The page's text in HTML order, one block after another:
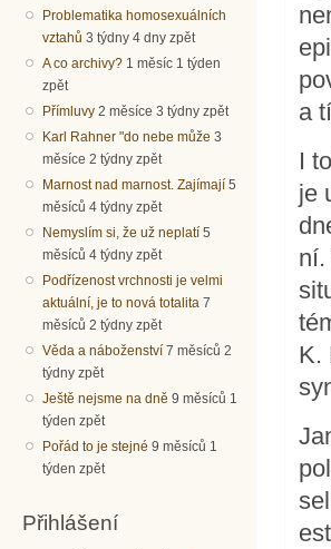
Problematika homosexuálních
vztahů 3 týdny 4 dny zpět
A co archivy? 1 měsíc 1 týden
zpět
Přímluvy 2 měsíce 3 týdny zpět
Karl Rahner "do nebe může 3
měsíce 2 týdny zpět
Marnost nad marnost. Zajímají 5
měsíců 4 týdny zpět
Nemyslím si, že už neplatí 5
měsíců 4 týdny zpět
Podřízenost vrchnosti je velmi
aktuální, je to nová totalita 7
měsíců 2 týdny zpět
Věda a náboženství 7 měsíců 2
týdny zpět
Ještě nejsme na dně 9 měsíců 1
týden zpět
Pořád to je stejné 9 měsíců 1
týden zpět
Přihlášení
a
I
je
ní.
K.